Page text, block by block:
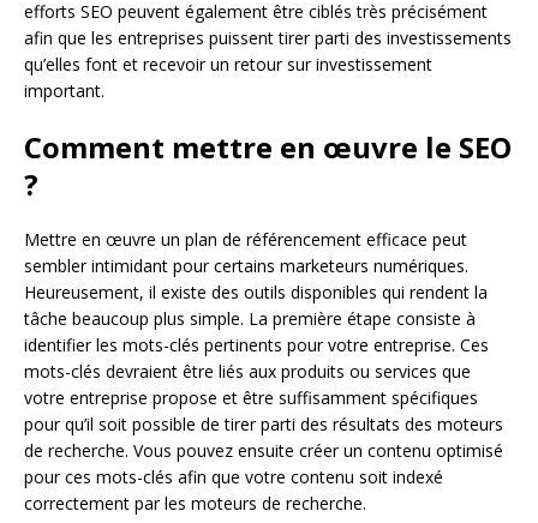
efforts SEO peuvent également être ciblés très précisément
afin que les entreprises puissent tirer parti des investissements
qu’elles font et recevoir un retour sur investissement
important.
Comment mettre en œuvre le SEO
?
Mettre en œuvre un plan de référencement efficace peut
sembler intimidant pour certains marketeurs numériques.
Heureusement, il existe des outils disponibles qui rendent la
tâche beaucoup plus simple. La première étape consiste à
identifier les mots-clés pertinents pour votre entreprise. Ces
mots-clés devraient être liés aux produits ou services que
votre entreprise propose et être suffisamment spécifiques
pour qu’il soit possible de tirer parti des résultats des moteurs
de recherche. Vous pouvez ensuite créer un contenu optimisé
pour ces mots-clés afin que votre contenu soit indexé
correctement par les moteurs de recherche.